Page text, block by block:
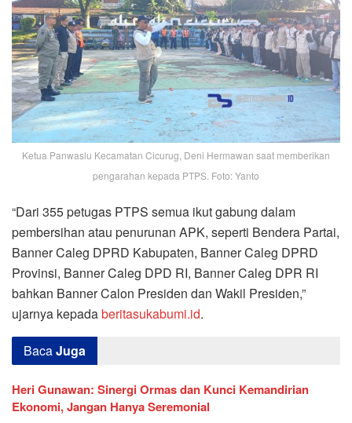
Ketua Panwaslu Kecamatan Cicurug, Deni Hermawan saat memberikan
pengarahan kepada PTPS. Foto: Yanto
“Dari 355 petugas PTPS semua ikut gabung dalam
pembersihan atau penurunan APK, seperti Bendera Partai,
Banner Caleg DPRD Kabupaten, Banner Caleg DPRD
Provinsi, Banner Caleg DPD RI, Banner Caleg DPR RI
bahkan Banner Calon Presiden dan Wakil Presiden,”
ujarnya kepadaberitasukabumi.id.
BacaJuga
Heri Gunawan: Sinergi Ormas dan Kunci Kemandirian
Ekonomi, Jangan Hanya Seremonial